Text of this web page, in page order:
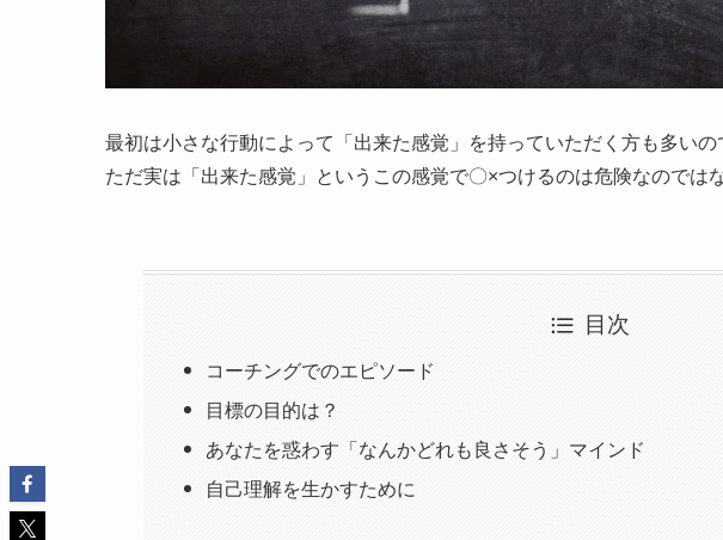
最初は小さな行動によって「出来た感覚」を持っていただく方も多いの
ただ実は「出来た感覚」というこの感覚で〇×つけるのは危険なのでは
目次
コーチングでのエピソード
目標の目的は？
あなたを惑わす「なんかどれも良さそう」マインド
自己理解を生かすために